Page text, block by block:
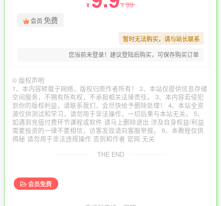
¥ ¥99
会员 免费
暂时无法购买，请与站长联系
您当前未登录！建议登陆后购买，可保存购买订单
© 版权声明
1、本内容转载于网络，版权归原作者所有！ 2、本站仅提供信息存储
空间服务，不拥有所有权，不承担相关法律责任。 3、本内容若侵犯
到你的版权利益，请联系我们，会尽快给予删除处理！ 4、本站全资
源仅供测试和学习，请勿用于非法操作，一切后果与本站无关。 5、
如遇到充值付费环节课程或软件 请马上删除退出 涉及自身权益/利益
需要投资的一律不要相信，访客发现请向客服举报。 6、本教程仅供
揭秘 请勿用于非法违规操作 否则和作者 官网 无关
THE END
会员免费